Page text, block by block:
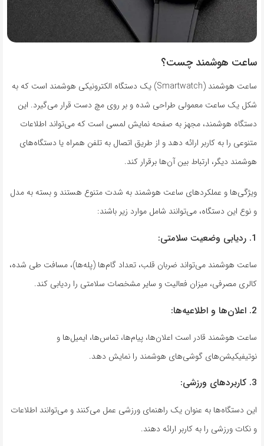
ساعت هوشمند چست؟
ساعت هوشمند (Smartwatch) یک دستگاه الکترونیکی هوشمند است که به
شکل یک ساعت معمولی طراحی شده و بر روی مچ دست قرار می‌گیرد. این
دستگاه هوشمند، مجهز به صفحه نمایش لمسی است که می‌تواند اطلاعات
متنوعی را به کاربر ارائه دهد و از طریق اتصال به تلفن همراه یا دستگاه‌های
هوشمند دیگر، ارتباط بین آن‌ها برقرار کند.
ویژگی‌ها و عملکردهای ساعت هوشمند به شدت متنوع هستند و بسته به مدل
و نوع این دستگاه، می‌توانند شامل موارد زیر باشند:
1. ردیابی وضعیت سلامتی:
ساعت هوشمند می‌تواند ضربان قلب، تعداد گام‌ها (پله‌ها)، مسافت طی شده،
کالری مصرفی، میزان فعالیت و سایر مشخصات سلامتی را ردیابی کند.
2. اعلان‌ها و اطلاعیه‌ها:
ساعت هوشمند قادر است اعلان‌ها، پیام‌ها، تماس‌ها، ایمیل‌ها و
نوتیفیکیشن‌های گوشی‌های هوشمند را نمایش دهد.
3. کاربرد‌های ورزشی:
این دستگاه‌ها به عنوان یک راهنمای ورزشی عمل می‌کنند و می‌توانند اطلاعات
و نکات ورزشی را به کاربر ارائه دهند.